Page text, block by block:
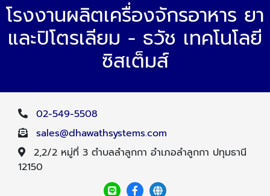
โรงงานผลิตเครื่องจักรอาหาร ยา
และปิโตรเลียม - ธวัช เทคโนโลยี
ซิสเต็มส์
02-549-5508
sales@dhawathsystems.com
2,2/2 หมู่ที่ 3 ตำบลลำลูกกา อำเภอลำลูกกา ปทุมธานี
12150